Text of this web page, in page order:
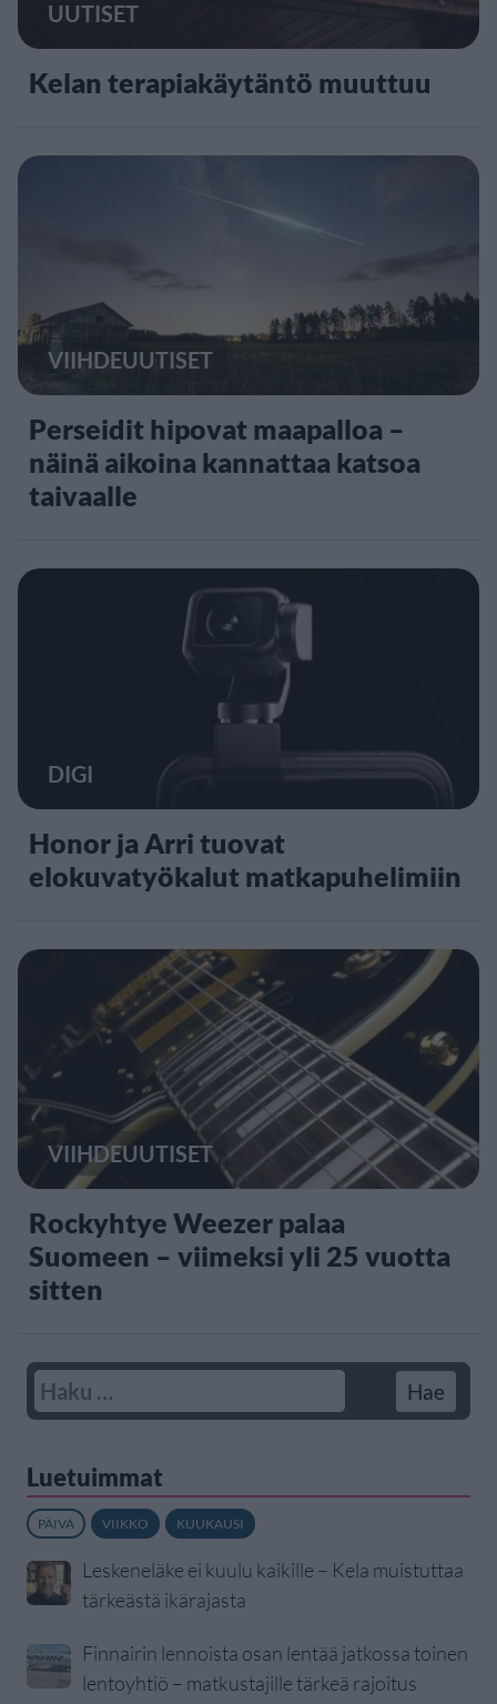
UUTISET
Kelan terapiakäytäntö muuttuu
VIIHDEUUTISET
Perseidit hipovat maapalloa –
näinä aikoina kannattaa katsoa
taivaalle
DIGI
Honor ja Arri tuovat
elokuvatyökalut matkapuhelimiin
VIIHDEUUTISET
Rockyhtye Weezer palaa
Suomeen – viimeksi yli 25 vuotta
sitten
Luetuimmat
PÄIVÄ VIIKKO KUUKAUSI
Leskeneläke ei kuulu kaikille – Kela muistuttaa
tärkeästä ikärajasta
Finnairin lennoista osan lentää jatkossa toinen
lentoyhtiö – matkustajille tärkeä rajoitus